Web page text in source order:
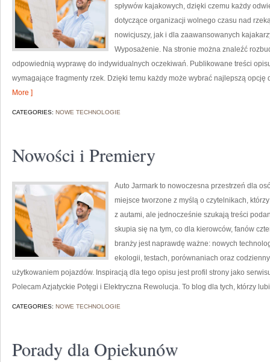
spływów kajakowych, dzięki czemu każdy
dotyczące organizacji wolnego czasu nad
nowicjuszy, jak i dla zaawansowanych
Wyposażenie. Na stronie można znaleźć
odpowiednią wyprawę do indywidualnych oczekiwań. Publikowane treści
wymagające fragmenty rzek. Dzięki temu każdy może wybrać najlepszą opcję
More ]
CATEGORIES: NOWE TECHNOLOGIE
Nowości i Premiery
Auto Jarmark to nowoczesna przestrzeń dla
miejsce tworzone z myślą o czytelnikach,
z autami, ale jednocześnie szukają treści
skupia się na tym, co dla kierowców, fanów
branży jest naprawdę ważne: nowych
ekologii, testach, porównaniach oraz
użytkowaniem pojazdów. Inspiracją dla tego opisu jest profil strony jako
Polecam Azjatyckie Potęgi i Elektryczna Rewolucja. To blog dla tych, którzy
CATEGORIES: NOWE TECHNOLOGIE
Porady dla Opiekunów